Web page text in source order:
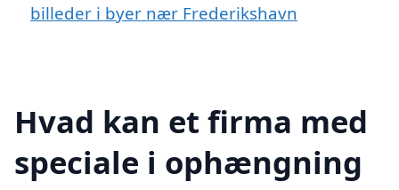
billeder i byer nær Frederikshavn
Hvad kan et firma med
speciale i ophængning